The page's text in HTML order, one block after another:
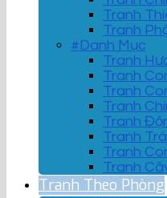
Tranh
Tranh
#Danh Mục
Tranh
Tranh
Tranh
Tranh
Tranh
Tranh
Tranh
Tranh
Tranh Theo Phòng